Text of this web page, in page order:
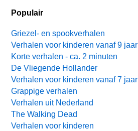
Populair
Griezel- en spookverhalen
Verhalen voor kinderen vanaf 9 jaar
Korte verhalen - ca. 2 minuten
De Vliegende Hollander
Verhalen voor kinderen vanaf 7 jaar
Grappige verhalen
Verhalen uit Nederland
The Walking Dead
Verhalen voor kinderen